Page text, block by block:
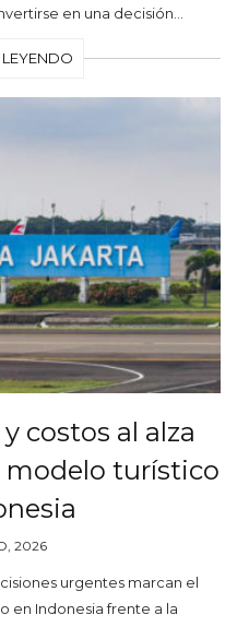
en una decisión…
costos al alza
modelo turístico
2026
urgentes marcan el
en Indonesia frente a la